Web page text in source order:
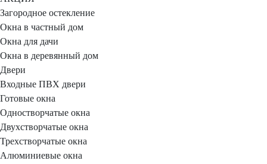
Загородное остекление
Окна в частный дом
Окна для дачи
Окна в деревянный дом
Двери
Входные ПВХ двери
Готовые окна
Одностворчатые окна
Двухстворчатые окна
Трехстворчатые окна
Алюминиевые окна